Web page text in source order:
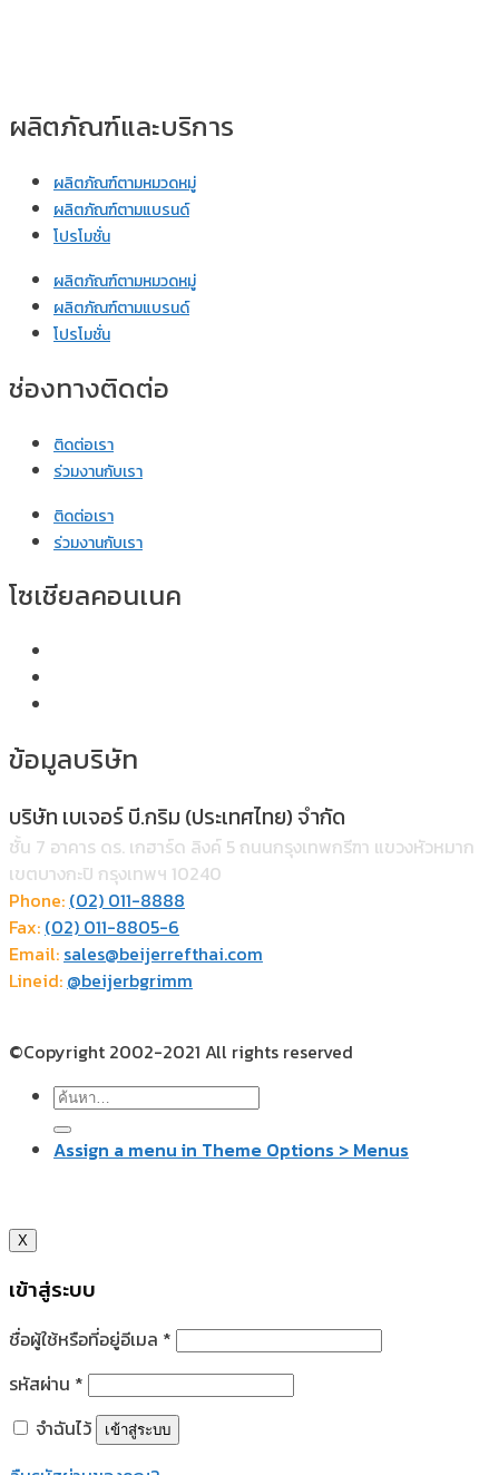
ผลิตภัณฑ์และบริการ
ผลิตภัณฑ์ตามหมวดหมู่
ผลิตภัณฑ์ตามแบรนด์
โปรโมชั่น
ผลิตภัณฑ์ตามหมวดหมู่
ผลิตภัณฑ์ตามแบรนด์
โปรโมชั่น
ช่องทางติดต่อ
ติดต่อเรา
ร่วมงานกับเรา
ติดต่อเรา
ร่วมงานกับเรา
โซเชียลคอนเนค
ข้อมูลบริษัท
บริษัท เบเจอร์ บี.กริม (ประเทศไทย) จำกัด
ชั้น 7 อาคาร ดร. เกฮาร์ด ลิงค์ 5 ถนนกรุงเทพกรีฑา แขวงหัวหมาก
เขตบางกะปิ กรุงเทพฯ 10240
Phone: (02) 011-8888
Fax: (02) 011-8805-6
Email: sales@beijerrefthai.com
Lineid: @beijerbgrimm
©Copyright 2002-2021 All rights reserved
ค้นหา:
Assign a menu in Theme Options > Menus
X
เข้าสู่ระบบ
ชื่อผู้ใช้หรือที่อยู่อีเมล *
รหัสผ่าน *
จำฉันไว้
เข้าสู่ระบบ